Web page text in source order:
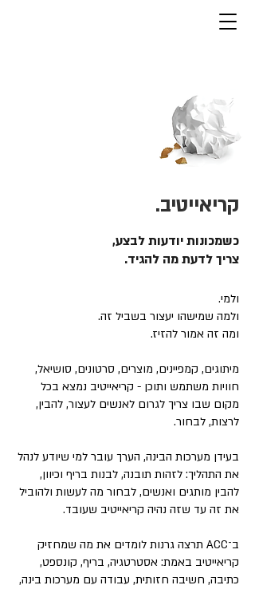
קריאייטיב.
כשמכונות יודעות לבצע,
צריך לדעת מה להגיד.
ולמי.
ולמה שמישהו יעצור בשביל זה.
ומה זה אמור להזיז.
מיתוגים, קמפיינים, מוצרים, סרטונים, סושיאל,
חוויות משתמש ותוכן - קריאייטיב נמצא בכל
מקום שבו צריך לגרום לאנשים לעצור, להבין,
לרצות, לבחור.
בעידן מערכות הבינה, הערך עובר למי שיודע לנהל
את התהליך: לזהות תובנה, לבנות בריף וכיוון,
להבין מותגים ואנשים, לבחור מה לעשות ולהוביל
את זה עד שזה נהיה קריאייטיב שעובד.
ב־ACC תרצה גרנות לומדים את מה שמחזיק
קריאייטיב באמת: אסטרטגיה, בריף, קונספט,
כתיבה, חשיבה חזותית, עבודה עם מערכות בינה,